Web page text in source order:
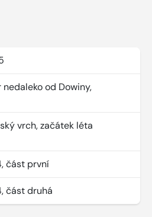
od Dowiny,
vrch, začátek léta
část první
část druhá